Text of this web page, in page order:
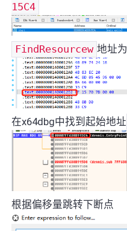
15C4
FindResourcew 地址为
在x64dbg中找到起始地址
根据偏移量跳转下断点